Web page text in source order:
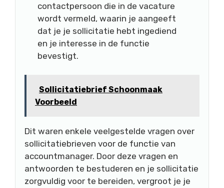
contactpersoon die in de vacature
wordt vermeld, waarin je aangeeft
dat je je sollicitatie hebt ingediend
en je interesse in de functie
bevestigt.
Sollicitatiebrief Schoonmaak
Voorbeeld
Dit waren enkele veelgestelde vragen over
sollicitatiebrieven voor de functie van
accountmanager. Door deze vragen en
antwoorden te bestuderen en je sollicitatie
zorgvuldig voor te bereiden, vergroot je je